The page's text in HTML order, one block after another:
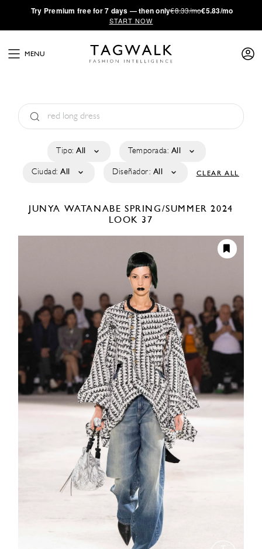
·Try Premium free for 7 days — then only€8.33/mo€5.83/mo
START NOW
MENU
Tipo: All Temporada: All
Ciudad: All Diseñador: All CLEAR ALL
JUNYA WATANABESPRING/SUMMER 2024
LOOK 37